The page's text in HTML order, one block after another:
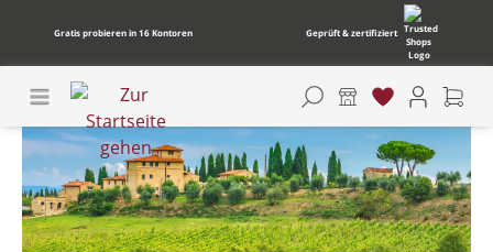
Gratis probieren in 16 Kontoren Geprüft & zertifiziert